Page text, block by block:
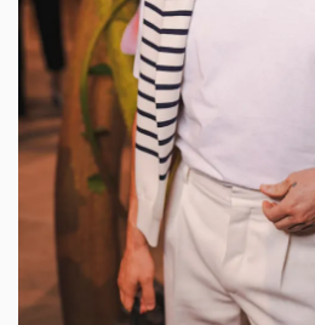
YouTube
Spotify
Ако нашият сайт ви харесва,
седмичния ни
© 2026, HighViewArt |